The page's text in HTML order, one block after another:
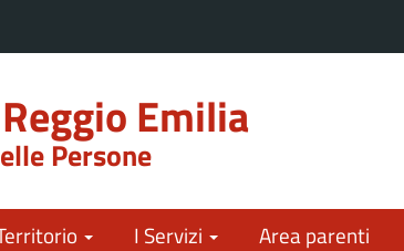
Emilia
Persone
I Servizi Area parenti